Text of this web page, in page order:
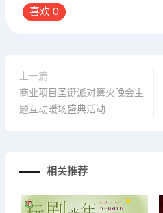
喜欢 0
上一篇
商业项目圣诞派对篝火晚会主
题互动暖场盛典活动
相关推荐